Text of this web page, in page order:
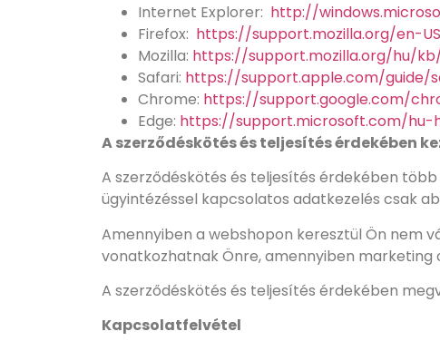
Internet Explorer: http://
Firefox: https://support.mozilla.org/en-
Mozilla: https://support.mozilla.org/hu/
Safari: https://support.apple.com/guide/
Chrome: https://support.google.com/
Edge: https://support.microsoft.com/
A szerződéskötés és teljesítés érdekében
A szerződéskötés és teljesítés érdekében
ügyintézéssel kapcsolatos adatkezelés csak
Amennyiben a webshopon keresztül Ön nem
vonatkozhatnak Önre, amennyiben marketing
A szerződéskötés és teljesítés érdekében
Kapcsolatfelvétel